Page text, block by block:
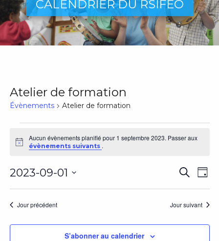
CALENDRIER DU RSIFEO
Atelier de formation
Évènements Atelier de formation
Évènements
for
1
septembre
2023
Notice
Aucun évènements planifié pour 1 septembre 2023. Passer aux
évènements suivants .
de
Jour
2023-09-01
date.
Jour précédent Jour suivant
S’abonner au calendrier